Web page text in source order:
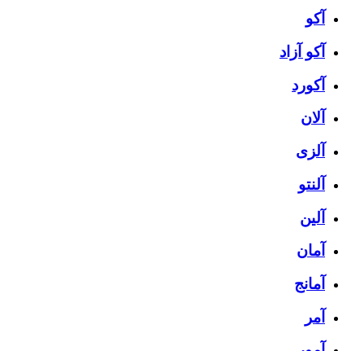
آکو
آکو آزاد
آکورد
آلان
آلزی
آلنتو
آلین
آمان
آمانج
آمر